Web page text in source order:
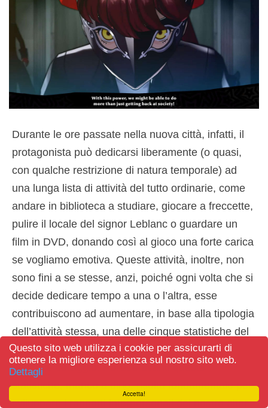
Accetta!
Questo sito web utilizza i cookie per assicurarti di
ottenere la migliore esperienza sul nostro sito web.
Dettagli
Durante le ore passate nella nuova città, infatti, il
protagonista può dedicarsi liberamente (o quasi,
con qualche restrizione di natura temporale) ad
una lunga lista di attività del tutto ordinarie, come
andare in biblioteca a studiare, giocare a freccette,
pulire il locale del signor Leblanc o guardare un
film in DVD, donando così al gioco una forte carica
se vogliamo emotiva. Queste attività, inoltre, non
sono fini a se stesse, anzi, poiché ogni volta che si
decide dedicare tempo a una o l’altra, esse
contribuiscono ad aumentare, in base alla tipologia
dell’attività stessa, una delle cinque statistiche del
personaggio: conoscenza, fascino, gentilezza,
perizia e coraggio. Portare avanti queste
statistiche, manco a dirlo, risulta fondamentale per
sviluppare i rapporti interpersonali del nostro alter